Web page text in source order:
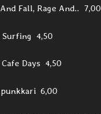
Fall, Rage And.. 7,00
Surfing 4,50
Days 4,50
6,00